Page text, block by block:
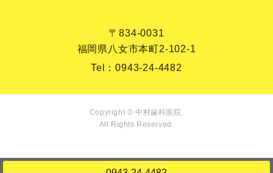
〒834-0031
福岡県八女市本町2-102-1
Tel：0943-24-4482
Copyright © 中村歯科医院.
All Rights Reserved.